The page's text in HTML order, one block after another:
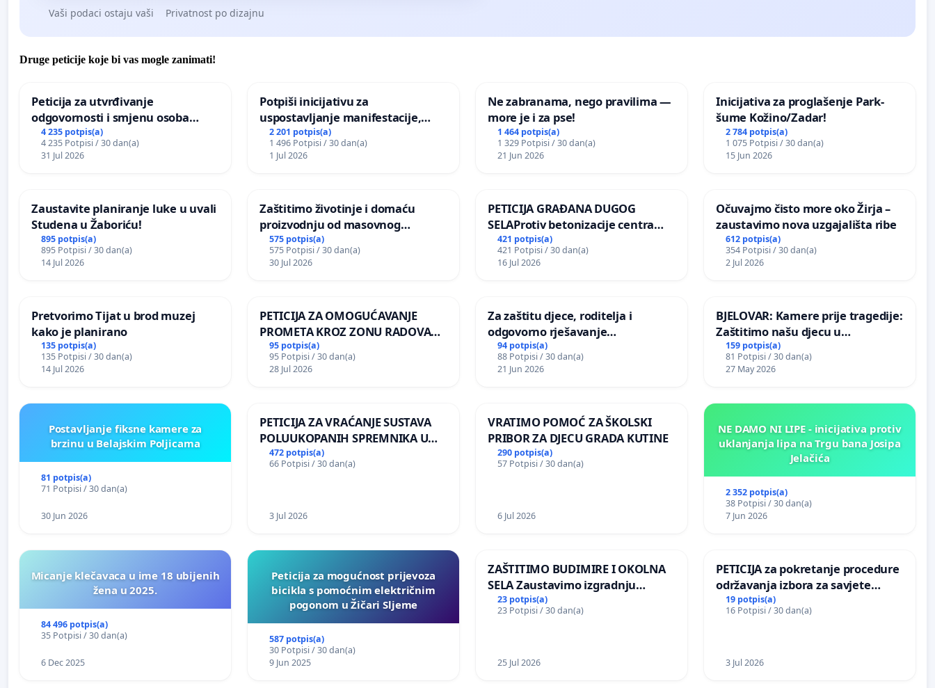
Vaši podaci ostaju vaši Privatnost po dizajnu
Druge peticije koje bi vas mogle zanimati!
Peticija za utvrđivanje
odgovornosti i smjenu osoba
odgovornih za incident u
Zoološkom vrtu Grada Zagreba
4 235 potpis(a)
4 235 Potpisi / 30 dan(a)
31 Jul 2026
Potpiši inicijativu za
uspostavljanje manifestacije,
godišnje nagrade ili drugog
javnog događaja „Edin Avdić“ u
Sarajevu
2 201 potpis(a)
1 496 Potpisi / 30 dan(a)
1 Jul 2026
Ne zabranama, nego pravilima —
more je i za pse!
1 464 potpis(a)
1 329 Potpisi / 30 dan(a)
21 Jun 2026
Inicijativa za proglašenje Park-
šume Kožino/Zadar!
2 784 potpis(a)
1 075 Potpisi / 30 dan(a)
15 Jun 2026
Zaustavite planiranje luke u uvali
Studena u Žaboriću!
895 potpis(a)
895 Potpisi / 30 dan(a)
14 Jul 2026
Zaštitimo životinje i domaću
proizvodnju od masovnog
uništavanja zbog afričke svinjske
kuge
575 potpis(a)
575 Potpisi / 30 dan(a)
30 Jul 2026
PETICIJA GRAĐANA DUGOG
SELAProtiv betonizacije centra
grada i za očuvanje postojećih
zelenih površina i odraslih stabala
pri donošenju izmjena
421 potpis(a)
421 Potpisi / 30 dan(a)
16 Jul 2026
Očuvajmo čisto more oko Žirja –
zaustavimo nova uzgajališta ribe
612 potpis(a)
354 Potpisi / 30 dan(a)
2 Jul 2026
Pretvorimo Tijat u brod muzej
kako je planirano
135 potpis(a)
135 Potpisi / 30 dan(a)
14 Jul 2026
PETICIJA ZA OMOGUĆAVANJE
PROMETA KROZ ZONU RADOVA
ZA STANOVNIKE Mjesnog odbora
Kamensko i Lemić Brdo
95 potpis(a)
95 Potpisi / 30 dan(a)
28 Jul 2026
Za zaštitu djece, roditelja i
odgovorno rješavanje
maloljetničkog nasilja
94 potpis(a)
88 Potpisi / 30 dan(a)
21 Jun 2026
BJELOVAR: Kamere prije tragedije:
Zaštitimo našu djecu u
Vukovarskoj!
159 potpis(a)
81 Potpisi / 30 dan(a)
27 May 2026
Postavljanje fiksne kamere za
brzinu u Belajskim Poljicama
81 potpis(a)
71 Potpisi / 30 dan(a)
30 Jun 2026
PETICIJA ZA VRAĆANJE SUSTAVA
POLUUKOPANIH SPREMNIKA U
NASELJU KOLANJSKI GAJAC
472 potpis(a)
66 Potpisi / 30 dan(a)
3 Jul 2026
VRATIMO POMOĆ ZA ŠKOLSKI
PRIBOR ZA DJECU GRADA KUTINE
290 potpis(a)
57 Potpisi / 30 dan(a)
6 Jul 2026
NE DAMO NI LIPE - inicijativa protiv
uklanjanja lipa na Trgu bana Josipa
Jelačića
2 352 potpis(a)
38 Potpisi / 30 dan(a)
7 Jun 2026
Micanje klečavaca u ime 18 ubijenih
žena u 2025.
84 496 potpis(a)
35 Potpisi / 30 dan(a)
6 Dec 2025
Peticija za mogućnost prijevoza
bicikla s pomoćnim električnim
pogonom u Žičari Sljeme
587 potpis(a)
30 Potpisi / 30 dan(a)
9 Jun 2025
ZAŠTITIMO BUDIMIRE I OKOLNA
SELA Zaustavimo izgradnju
Sunčane elektrane Vedrine na
području Ugljana
23 potpis(a)
23 Potpisi / 30 dan(a)
25 Jul 2026
PETICIJA za pokretanje procedure
održavanja izbora za savjete
mjesnih zajednica u Općini
Bugojno
19 potpis(a)
16 Potpisi / 30 dan(a)
3 Jul 2026